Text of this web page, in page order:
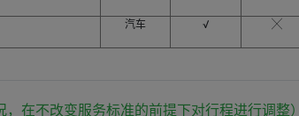
汽车 √ ╳
在不改变服务标准的前提下对行程进行调整）